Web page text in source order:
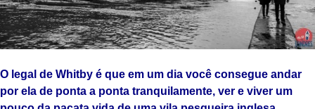
O legal de Whitby é que em um dia você consegue andar
por ela de ponta a ponta tranquilamente, ver e viver um